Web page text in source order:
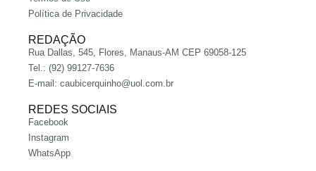
Política de Privacidade
REDAÇÃO
Rua Dallas, 545, Flores, Manaus-AM CEP 69058-125
Tel.: (92) 99127-7636
E-mail: caubicerquinho@uol.com.br
REDES SOCIAIS
Facebook
Instagram
WhatsApp